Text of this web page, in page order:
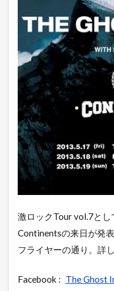
激ロックTour vol.7とし
Continentsの来日が発
フライヤーの通り。詳
Facebook : The Ghost